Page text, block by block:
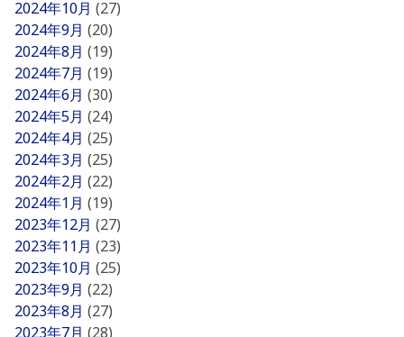
2024年10月 (27)
2024年9月 (20)
2024年8月 (19)
2024年7月 (19)
2024年6月 (30)
2024年5月 (24)
2024年4月 (25)
2024年3月 (25)
2024年2月 (22)
2024年1月 (19)
2023年12月 (27)
2023年11月 (23)
2023年10月 (25)
2023年9月 (22)
2023年8月 (27)
2023年7月 (28)